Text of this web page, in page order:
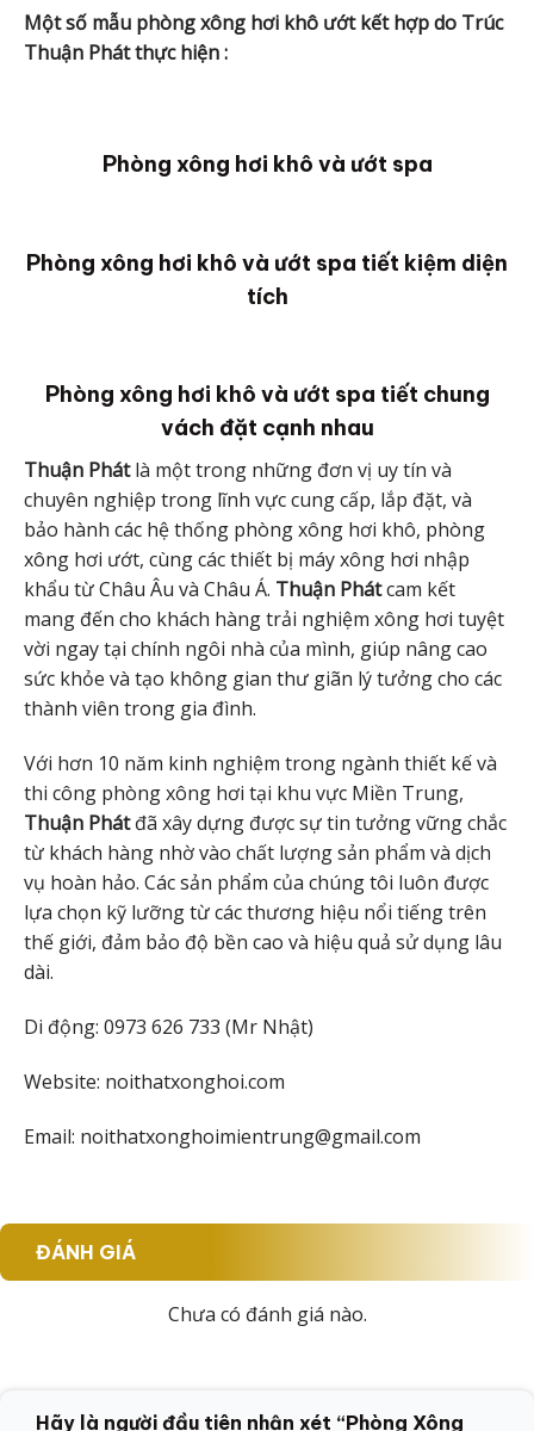
Một số mẫu phòng xông hơi khô ướt kết hợp do Trúc
Thuận Phát thực hiện :
Phòng xông hơi khô và ướt spa
Phòng xông hơi khô và ướt spa tiết kiệm diện
tích
Phòng xông hơi khô và ướt spa tiết chung
vách đặt cạnh nhau
Thuận Phátlà một trong những đơn vị uy tín và
chuyên nghiệp trong lĩnh vực cung cấp, lắp đặt, và
bảo hành các hệ thống phòng xông hơi khô, phòng
xông hơi ướt, cùng các thiết bị máy xông hơi nhập
khẩu từ Châu Âu và Châu Á. Thuận Phátcam kết
mang đến cho khách hàng trải nghiệm xông hơi tuyệt
vời ngay tại chính ngôi nhà của mình, giúp nâng cao
sức khỏe và tạo không gian thư giãn lý tưởng cho các
thành viên trong gia đình.
Với hơn 10 năm kinh nghiệm trong ngành thiết kế và
thi công phòng xông hơi tại khu vực Miền Trung,
Thuận Phátđã xây dựng được sự tin tưởng vững chắc
từ khách hàng nhờ vào chất lượng sản phẩm và dịch
vụ hoàn hảo. Các sản phẩm của chúng tôi luôn được
lựa chọn kỹ lưỡng từ các thương hiệu nổi tiếng trên
thế giới, đảm bảo độ bền cao và hiệu quả sử dụng lâu
dài.
Di động: 0973 626 733 (Mr Nhật)
Website: noithatxonghoi.com
Email: noithatxonghoimientrung@gmail.com
ĐÁNH GIÁ
Chưa có đánh giá nào.
Hãy là người đầu tiên nhận xét “Phòng Xông